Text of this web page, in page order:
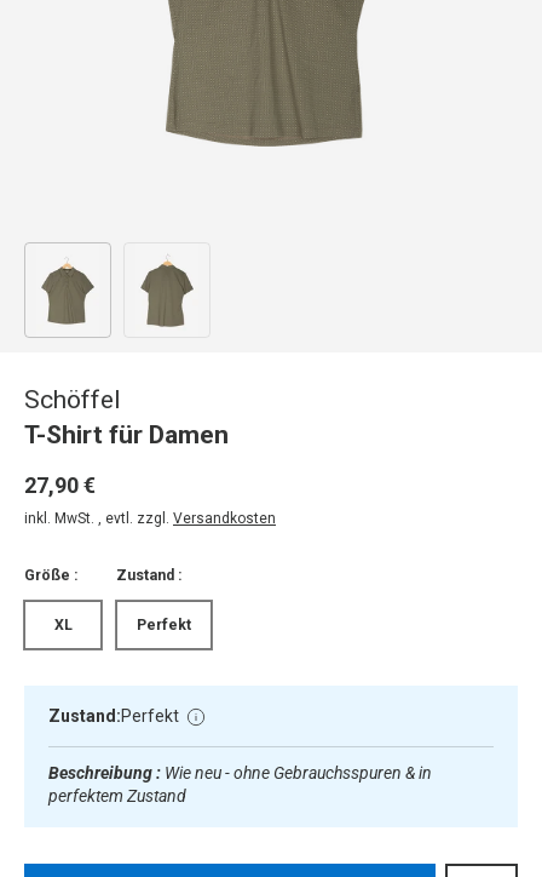
Bild 1 in Galerieansicht laden
Schöffel
T-Shirt für Damen
27,90 €
inkl. MwSt. , evtl. zzgl. Versandkosten
Größe :
XL
Zustand :
Perfekt
Zustand:Perfekt
Beschreibung : Wie neu - ohne Gebrauchsspuren & in
perfektem Zustand